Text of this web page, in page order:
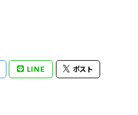
LINE ポスト